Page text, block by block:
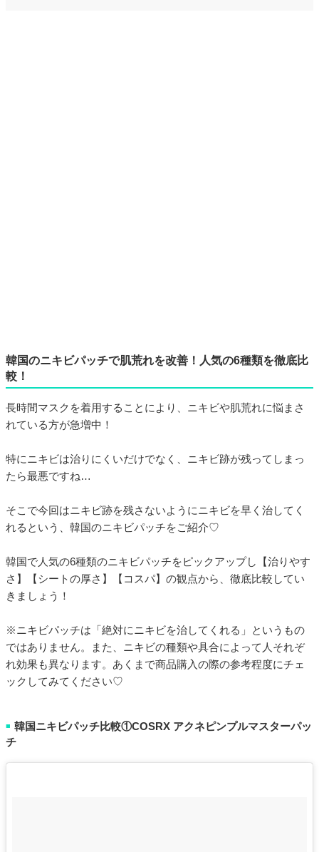
韓国のニキビパッチで肌荒れを改善！人気の6種類を徹底比
較！
長時間マスクを着用することにより、ニキビや肌荒れに悩まさ
れている方が急増中！
特にニキビは治りにくいだけでなく、ニキビ跡が残ってしまっ
たら最悪ですね…
そこで今回はニキビ跡を残さないようにニキビを早く治してく
れるという、韓国のニキビパッチをご紹介♡
韓国で人気の6種類のニキビパッチをピックアップし【治りやす
さ】【シートの厚さ】【コスパ】の観点から、徹底比較してい
きましょう！
※ニキビパッチは「絶対にニキビを治してくれる」というもの
ではありません。また、ニキビの種類や具合によって人それぞ
れ効果も異なります。あくまで商品購入の際の参考程度にチェ
ックしてみてください♡
■ 韓国ニキビパッチ比較①COSRX アクネピンプルマスターパッ
チ